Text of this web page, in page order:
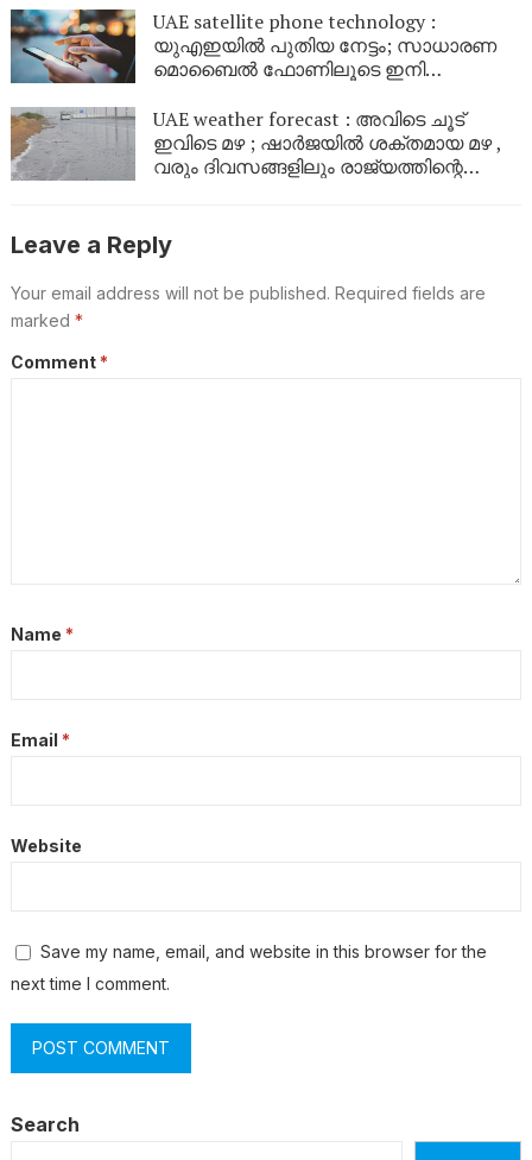
UAE satellite phone technology :
യുഎഇയിൽ പുതിയ നേട്ടം; സാധാരണ
മൊബൈൽ ഫോണിലൂടെ ഇനി
കൈമാറാം
UAE weather forecast : അവിടെ ചൂട്
ഇവിടെ മഴ ; ഷാർജയിൽ ശക്തമായ മഴ ,
വരും ദിവസങ്ങളിലും രാജ്യത്തിന്റെ
Leave a Reply
Your email address will not be published. Required fields are
marked *
Comment *
Name *
Email *
Website
Save my name, email, and website in this browser for the
next time I comment.
Search